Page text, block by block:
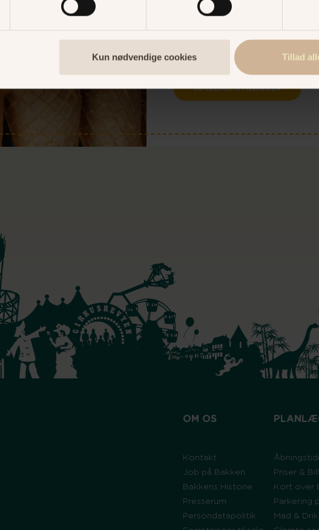
Kun nødvendige cookies Tillad
Er du vores nye kollega?
sjove og spændende job,
til tjenerjob og lederjob.
søg ledige job direkte på
SE LEDIGE STILLINGER
OM OS
Kontakt
Job på Bakken
Bakkens Historie
Presserum
Persondatapolitik
Priser &
Kort over
Parkering
Mad &